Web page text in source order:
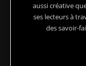
aussi créative
ses lecteurs à
des savoir-